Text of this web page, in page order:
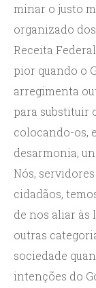
minar o justo
organizado
Receita
pior quando o
arregimenta
para substituir
colocando-os,
desarmonia,
Nós,
cidadãos,
de nos aliar às
outras
sociedade
intenções do